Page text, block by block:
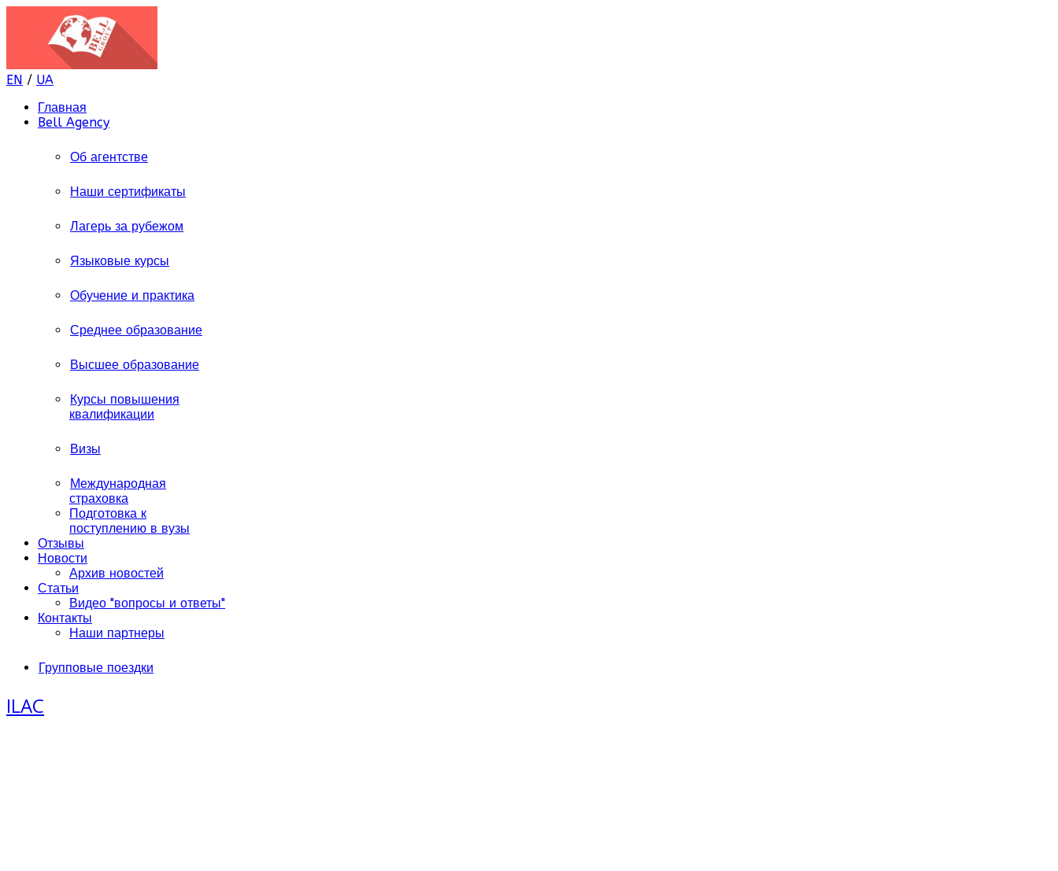
EN / UA
Главная
Bell Agency
Об агентстве
Наши сертификаты
Лагерь за рубежом
Языковые курсы
Обучение и практика
Среднее образование
Высшее образование
Курсы повышения
квалификации
Визы
Международная
страховка
Подготовка к
поступлению в вузы
Отзывы
Новости
Архив новостей
Статьи
Видео "вопросы и ответы"
Контакты
Наши партнеры
Групповые поездки
ILAC